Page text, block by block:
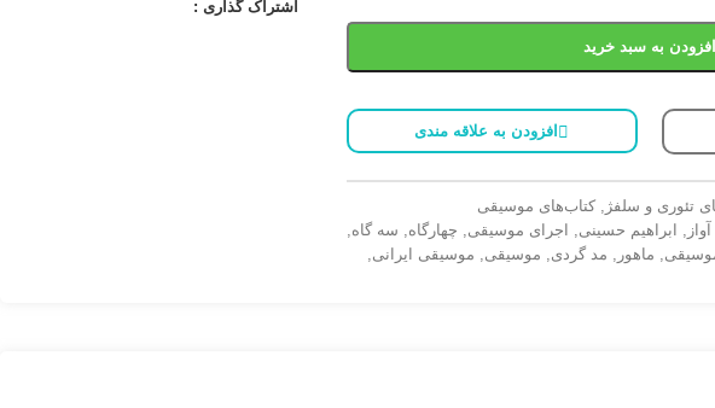
افزودن به سبد خرید
افزودن به علاقه مندی
تئوری و سلفژ , کتاب‌های موسیقی
آواز , ابراهیم حسینی, اجرای موسیقی, چهارگاه, سه گاه,
, ماهور , مد گردی, موسیقی, موسیقی ایرانی,
اشتراک گذاری :